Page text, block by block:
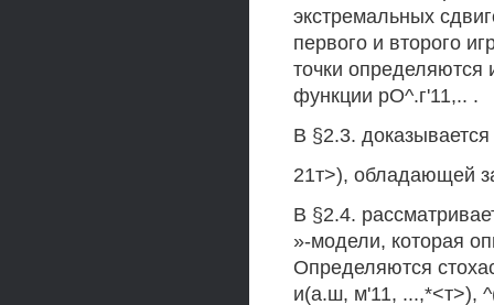
экстремальных
первого и второго
точки определяются
функции рО^.г'11,.. .
В §2.3.
21т>), обладающей
В §2.4.
»-модели, которая
Определяются
и(а.ш, м'11, ...,*<т>),